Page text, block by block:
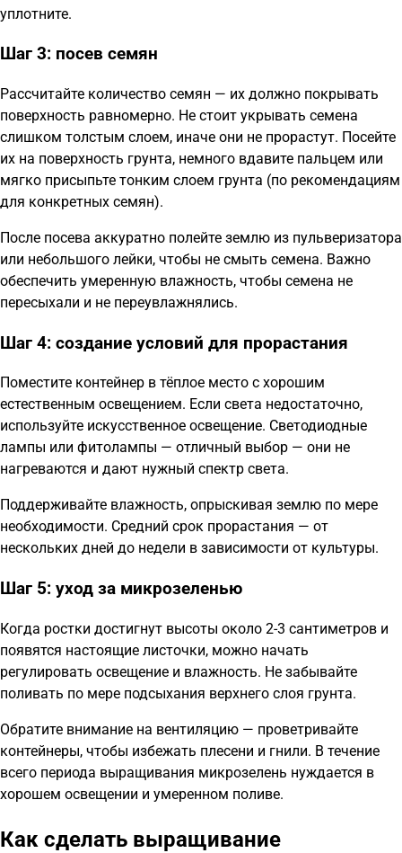
уплотните.
Шаг 3: посев семян
Рассчитайте количество семян — их должно покрывать
поверхность равномерно. Не стоит укрывать семена
слишком толстым слоем, иначе они не прорастут. Посейте
их на поверхность грунта, немного вдавите пальцем или
мягко присыпьте тонким слоем грунта (по рекомендациям
для конкретных семян).
После посева аккуратно полейте землю из пульверизатора
или небольшого лейки, чтобы не смыть семена. Важно
обеспечить умеренную влажность, чтобы семена не
пересыхали и не переувлажнялись.
Шаг 4: создание условий для прорастания
Поместите контейнер в тёплое место с хорошим
естественным освещением. Если света недостаточно,
используйте искусственное освещение. Светодиодные
лампы или фитолампы — отличный выбор — они не
нагреваются и дают нужный спектр света.
Поддерживайте влажность, опрыскивая землю по мере
необходимости. Средний срок прорастания — от
нескольких дней до недели в зависимости от культуры.
Шаг 5: уход за микрозеленью
Когда ростки достигнут высоты около 2-3 сантиметров и
появятся настоящие листочки, можно начать
регулировать освещение и влажность. Не забывайте
поливать по мере подсыхания верхнего слоя грунта.
Обратите внимание на вентиляцию — проветривайте
контейнеры, чтобы избежать плесени и гнили. В течение
всего периода выращивания микрозелень нуждается в
хорошем освещении и умеренном поливе.
Как сделать выращивание